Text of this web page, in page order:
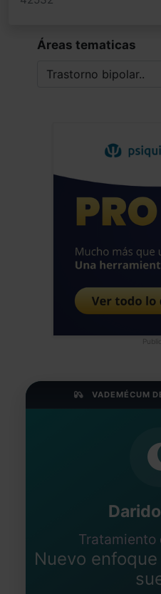
Áreas tematicas
VADEMÉCUM
Tratamiento
Nuevo